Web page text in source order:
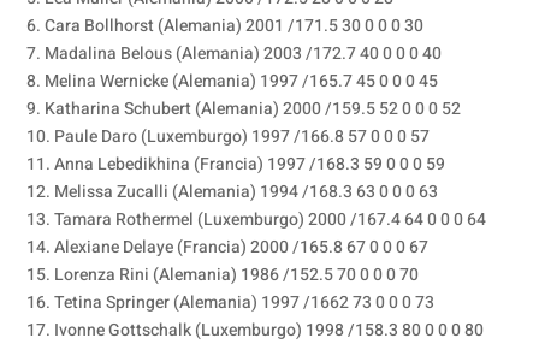
6. Cara Bollhorst (Alemania) 2001 /171.5 30 0 0 0 30
7. Madalina Belous (Alemania) 2003 /172.7 40 0 0 0 40
8. Melina Wernicke (Alemania) 1997 /165.7 45 0 0 0 45
9. Katharina Schubert (Alemania) 2000 /159.5 52 0 0 0 52
10. Paule Daro (Luxemburgo) 1997 /166.8 57 0 0 0 57
11. Anna Lebedikhina (Francia) 1997 /168.3 59 0 0 0 59
12. Melissa Zucalli (Alemania) 1994 /168.3 63 0 0 0 63
13. Tamara Rothermel (Luxemburgo) 2000 /167.4 64 0 0 0 64
14. Alexiane Delaye (Francia) 2000 /165.8 67 0 0 0 67
15. Lorenza Rini (Alemania) 1986 /152.5 70 0 0 0 70
16. Tetina Springer (Alemania) 1997 /1662 73 0 0 0 73
17. Ivonne Gottschalk (Luxemburgo) 1998 /158.3 80 0 0 0 80